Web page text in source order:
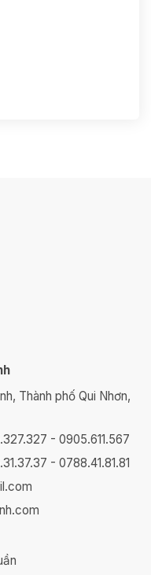
Thành phố Qui Nhơn,
- 0905.611.567
- 0788.41.81.81